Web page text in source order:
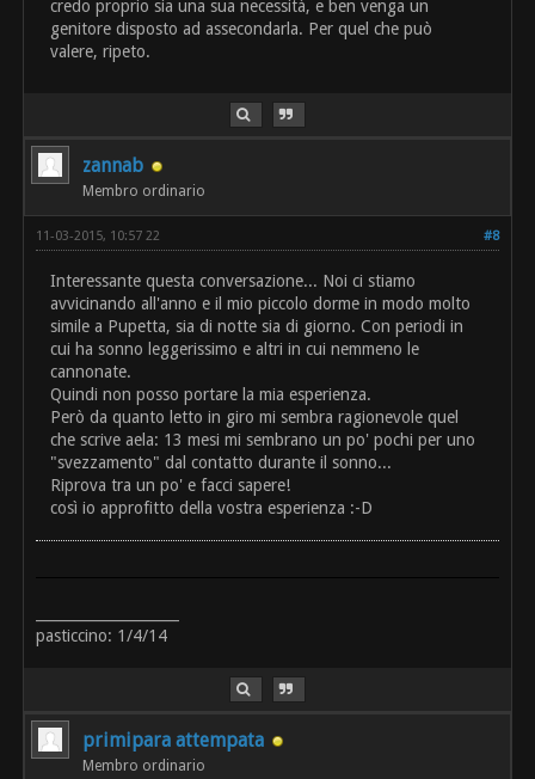
credo proprio sia una sua necessità, e ben venga un
genitore disposto ad assecondarla. Per quel che può
valere, ripeto.
zannab
Membro ordinario
#8
11-03-2015, 10:57 22
Interessante questa conversazione... Noi ci stiamo
avvicinando all'anno e il mio piccolo dorme in modo molto
simile a Pupetta, sia di notte sia di giorno. Con periodi in
cui ha sonno leggerissimo e altri in cui nemmeno le
cannonate.
Quindi non posso portare la mia esperienza.
Però da quanto letto in giro mi sembra ragionevole quel
che scrive aela: 13 mesi mi sembrano un po' pochi per uno
"svezzamento" dal contatto durante il sonno...
Riprova tra un po' e facci sapere!
così io approfitto della vostra esperienza :-D
pasticcino: 1/4/14
primipara attempata
Membro ordinario